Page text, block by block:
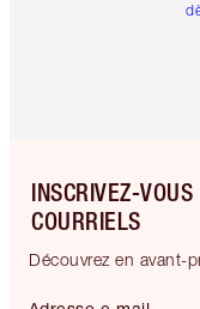
INSCRIVEZ-
COURRIELS
Découvrez en avant-